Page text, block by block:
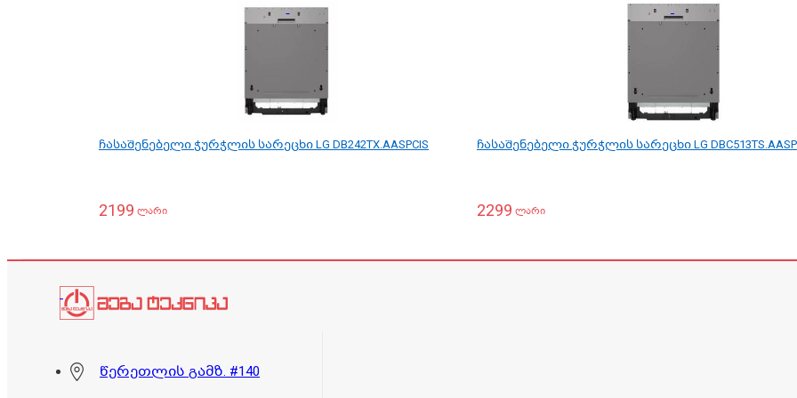
ჩასაშენებელი ჭურჭლის სარეცხი LG DB242TX.AASPCIS
2199 ლარი
ჩასაშენებელი ჭურჭლის სარეცხი LG
2299 ლარი
წერეთლის გამზ. #140